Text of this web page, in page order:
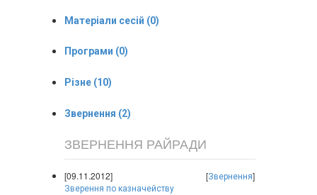
Матеріали сесій (0)
Програми (0)
Різне (10)
Звернення (2)
ЗВЕРНЕННЯ РАЙРАДИ
[09.11.2012] [Звернення]
Зверення по казначейству